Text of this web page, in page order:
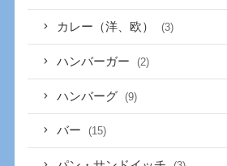
カレー（洋、欧） (3)
ハンバーガー (2)
ハンバーグ (9)
バー (15)